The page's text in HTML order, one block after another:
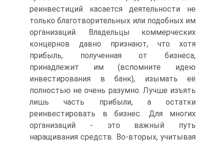
реинвестиций касается деятельности не
только благотворительных или подобных им
организаций. Владельцы коммерческих
концернов давно признают, что хотя
прибыль, полученная от бизнеса,
принадлежит им (вспомните идею
инвестирования в банк), изымать её
полностью не очень разумно. Лучше изъять
лишь часть прибыли, а остатки
реинвестировать в бизнес. Для многих
организаций - это важный путь
наращивания средств. Во-вторых, учитывая